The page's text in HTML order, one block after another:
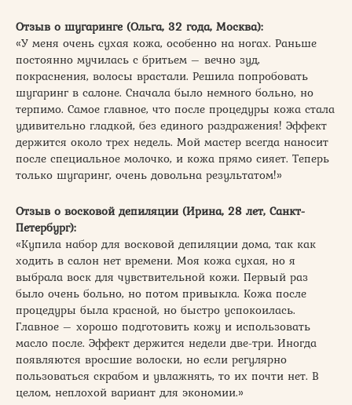
Отзыв о шугаринге (Ольга, 32 года, Москва):
«У меня очень сухая кожа, особенно на ногах. Раньше
постоянно мучилась с бритьем – вечно зуд,
покраснения, волосы врастали. Решила попробовать
шугаринг в салоне. Сначала было немного больно, но
терпимо. Самое главное, что после процедуры кожа стала
удивительно гладкой, без единого раздражения! Эффект
держится около трех недель. Мой мастер всегда наносит
после специальное молочко, и кожа прямо сияет. Теперь
только шугаринг, очень довольна результатом!»
Отзыв о восковой депиляции (Ирина, 28 лет, Санкт-
Петербург):
«Купила набор для восковой депиляции дома, так как
ходить в салон нет времени. Моя кожа сухая, но я
выбрала воск для чувствительной кожи. Первый раз
было очень больно, но потом привыкла. Кожа после
процедуры была красной, но быстро успокоилась.
Главное – хорошо подготовить кожу и использовать
масло после. Эффект держится недели две-три. Иногда
появляются вросшие волоски, но если регулярно
пользоваться скрабом и увлажнять, то их почти нет. В
целом, неплохой вариант для экономии.»